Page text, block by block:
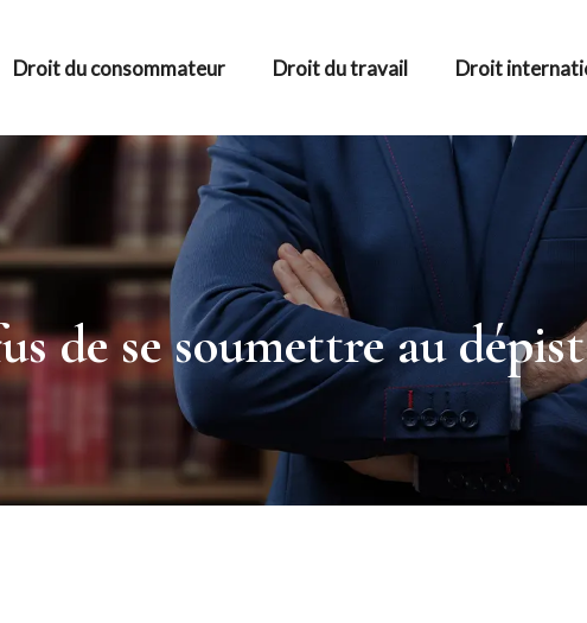
Droit du consommateur Droit du travail Droit
de se soumettre au